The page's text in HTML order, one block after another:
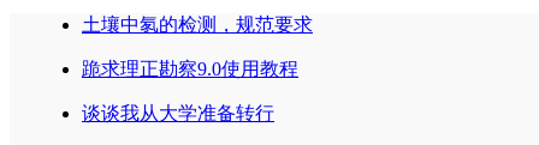
土壤中氡的检测，规范要求
跪求理正勘察9.0使用教程
谈谈我从大学准备转行